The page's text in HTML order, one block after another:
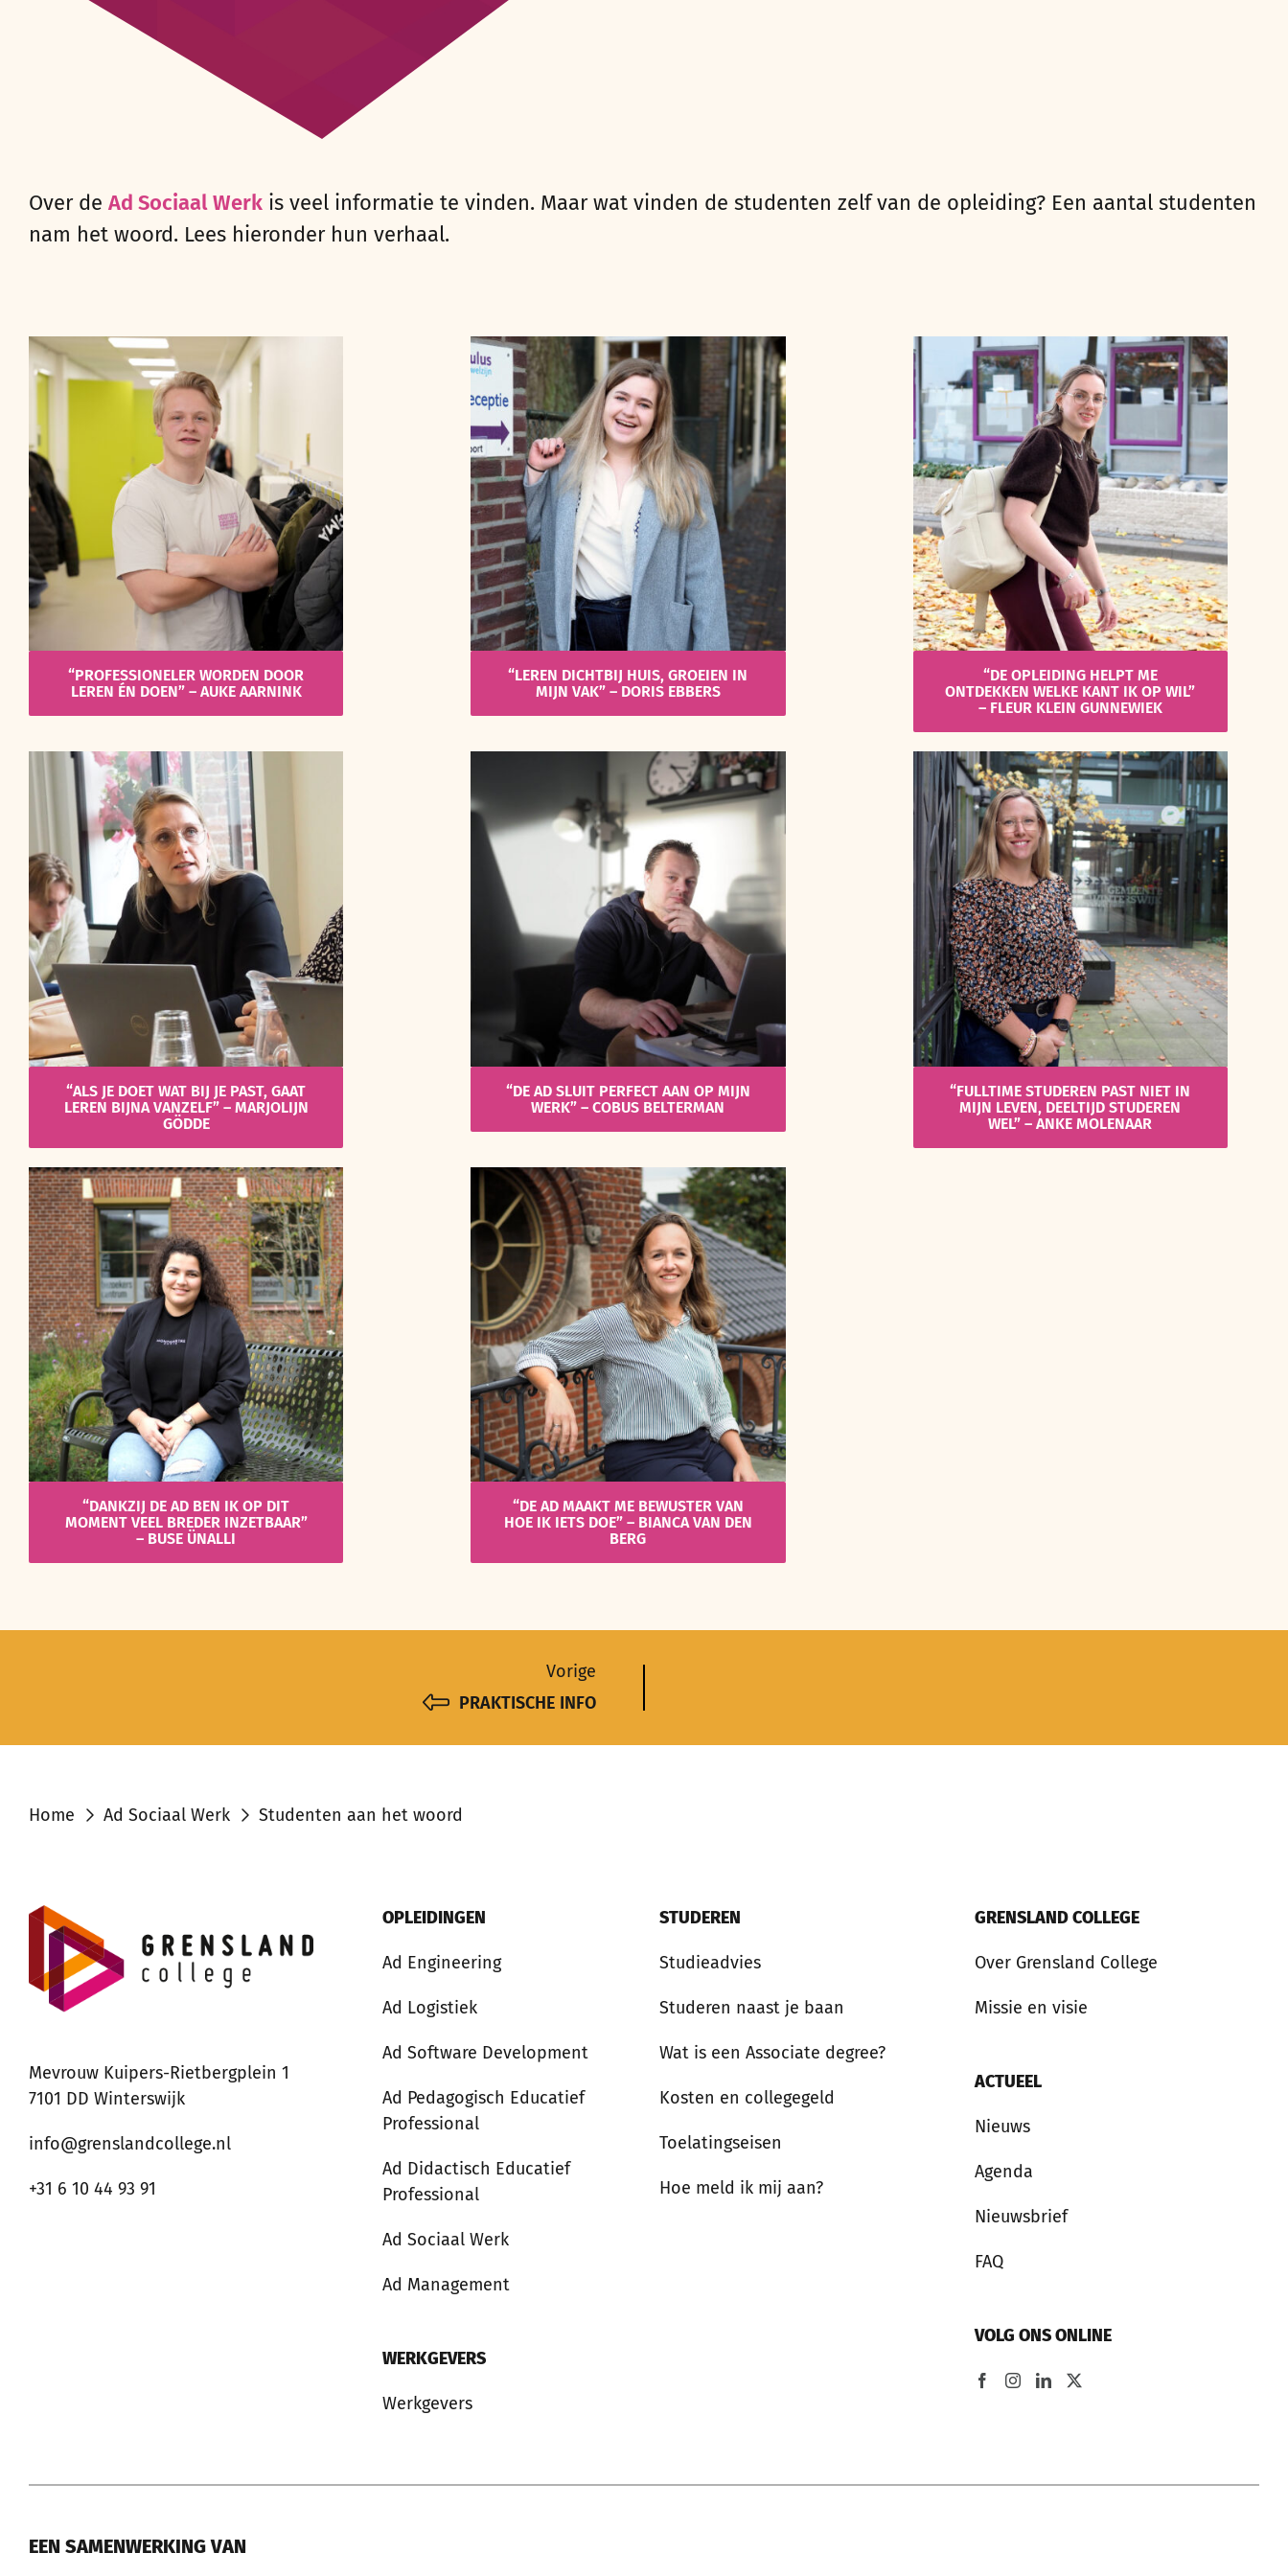
Over de Ad Sociaal Werk is veel informatie te vinden. Maar wat vinden de studenten zelf van de opleiding? Een aantal studenten
nam het woord. Lees hieronder hun verhaal.
“PROFESSIONELER WORDEN DOOR
LEREN ÉN DOEN” – AUKE AARNINK
“LEREN DICHTBIJ HUIS, GROEIEN IN
MIJN VAK” – DORIS EBBERS
“DE OPLEIDING HELPT ME
ONTDEKKEN WELKE KANT IK OP WIL”
– FLEUR KLEIN GUNNEWIEK
“ALS JE DOET WAT BIJ JE PAST, GAAT
LEREN BIJNA VANZELF” – MARJOLIJN
GÖDDE
“DE AD SLUIT PERFECT AAN OP MIJN
WERK” – COBUS BELTERMAN
“FULLTIME STUDEREN PAST NIET IN
MIJN LEVEN, DEELTIJD STUDEREN
WEL” – ANKE MOLENAAR
“DANKZIJ DE AD BEN IK OP DIT
MOMENT VEEL BREDER INZETBAAR”
– BUSE ÜNALLI
“DE AD MAAKT ME BEWUSTER VAN
HOE IK IETS DOE” – BIANCA VAN DEN
BERG
Vorige
PRAKTISCHE INFO
Home Ad Sociaal Werk Studenten aan het woord
Mevrouw Kuipers-Rietbergplein 1
7101 DD Winterswijk
info@grenslandcollege.nl
+31 6 10 44 93 91
OPLEIDINGEN
Ad Engineering
Ad Logistiek
Ad Software Development
Ad Pedagogisch Educatief
Professional
Ad Didactisch Educatief
Professional
Ad Sociaal Werk
Ad Management
WERKGEVERS
Werkgevers
STUDEREN
Studieadvies
Studeren naast je baan
Wat is een Associate degree?
Kosten en collegegeld
Toelatingseisen
Hoe meld ik mij aan?
GRENSLAND COLLEGE
Over Grensland College
Missie en visie
ACTUEEL
Nieuws
Agenda
Nieuwsbrief
FAQ
VOLG ONS ONLINE
EEN SAMENWERKING VAN